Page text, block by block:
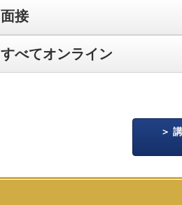
面接
すべてオンライン